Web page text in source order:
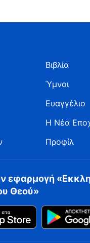
Βιβλία
Ύμνοι
Ευαγγέλιο
Η Νέα
Προφίλ
εφαρμογή
Θεού»